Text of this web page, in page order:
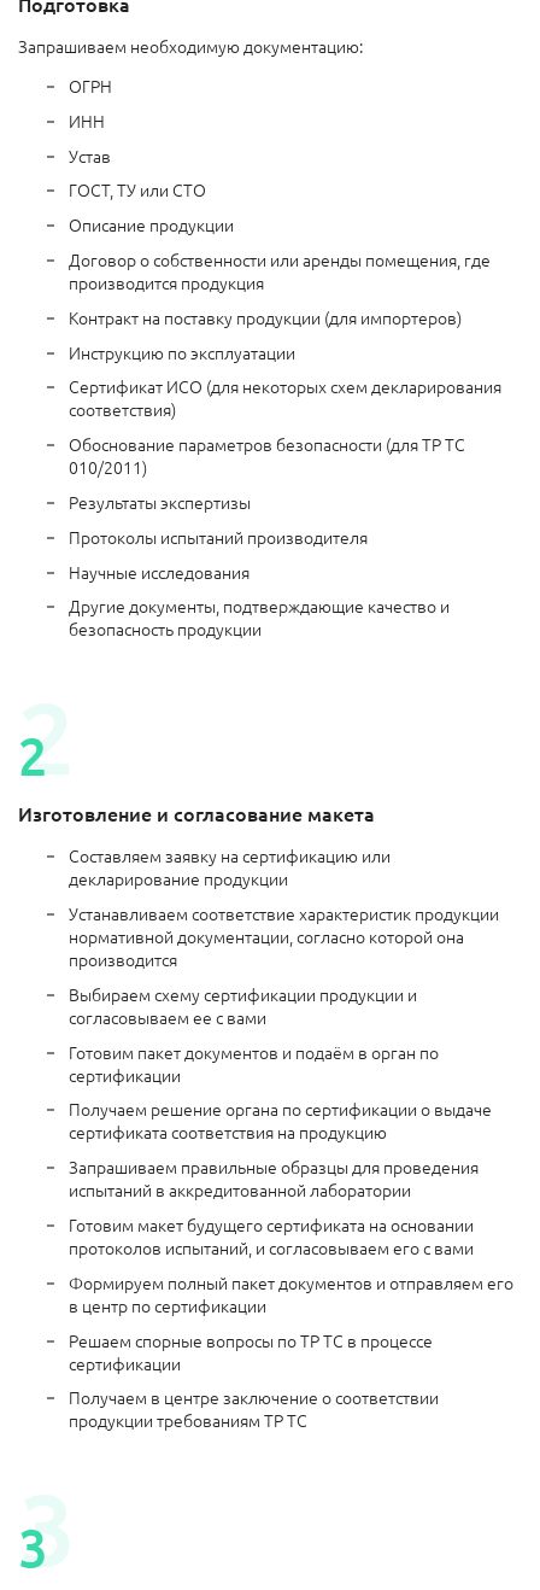
Запрашиваем необходимую документацию:
ОГРН
ИНН
Устав
ГОСТ, ТУ или СТО
Описание продукции
Договор о собственности или аренды помещения, где
производится продукция
Контракт на поставку продукции (для импортеров)
Инструкцию по эксплуатации
Сертификат ИСО (для некоторых схем декларирования
соответствия)
Обоснование параметров безопасности (для ТР ТС
010/2011)
Результаты экспертизы
Протоколы испытаний производителя
Научные исследования
Другие документы, подтверждающие качество и
безопасность продукции
Изготовление и согласование макета
Составляем заявку на сертификацию или
декларирование продукции
Устанавливаем соответствие характеристик продукции
нормативной документации, согласно которой она
производится
Выбираем схему сертификации продукции и
согласовываем ее с вами
Готовим пакет документов и подаём в орган по
сертификации
Получаем решение органа по сертификации о выдаче
сертификата соответствия на продукцию
Запрашиваем правильные образцы для проведения
испытаний в аккредитованной лаборатории
Готовим макет будущего сертификата на основании
протоколов испытаний, и согласовываем его с вами
Формируем полный пакет документов и отправляем его
в центр по сертификации
Решаем спорные вопросы по ТР ТС в процессе
сертификации
Получаем в центре заключение о соответствии
продукции требованиям ТР ТС